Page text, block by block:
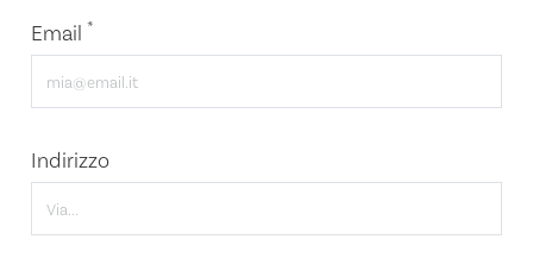
Email *
Indirizzo